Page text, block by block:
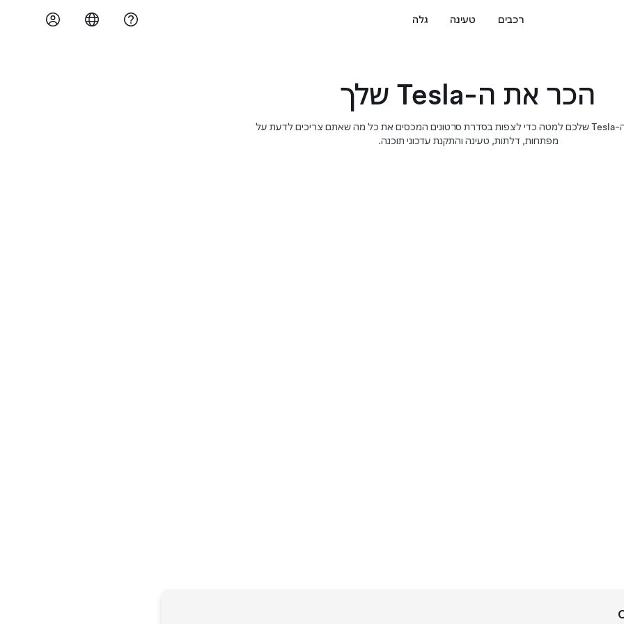
רכבים טעינה גלה
הכר את ה-Tesla שלך
בחרו את רכב ה-Tesla שלכם למטה כדי לצפות בסדרת סרטונים המכסים את כל מה שאתם צריכים לדעת על
מפתחות, דלתות, טעינה והתקנת עדכוני תוכנה.